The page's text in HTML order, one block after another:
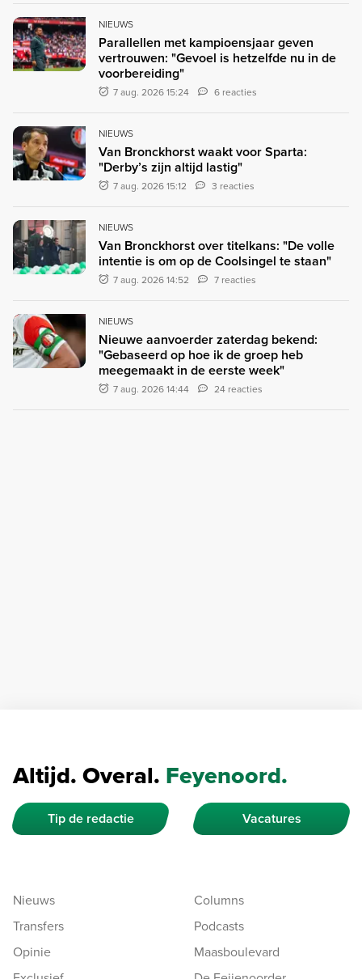
NIEUWS
Parallellen met kampioensjaar geven
vertrouwen: "Gevoel is hetzelfde nu in de
voorbereiding"
7 aug. 2026 15:24 6 reacties
NIEUWS
Van Bronckhorst waakt voor Sparta:
"Derby’s zijn altijd lastig"
7 aug. 2026 15:12 3 reacties
NIEUWS
Van Bronckhorst over titelkans: "De volle
intentie is om op de Coolsingel te staan"
7 aug. 2026 14:52 7 reacties
NIEUWS
Nieuwe aanvoerder zaterdag bekend:
"Gebaseerd op hoe ik de groep heb
meegemaakt in de eerste week"
7 aug. 2026 14:44 24 reacties
Altijd. Overal. Feyenoord.
Tip de redactie Vacatures
Nieuws
Transfers
Opinie
Columns
Podcasts
Maasboulevard